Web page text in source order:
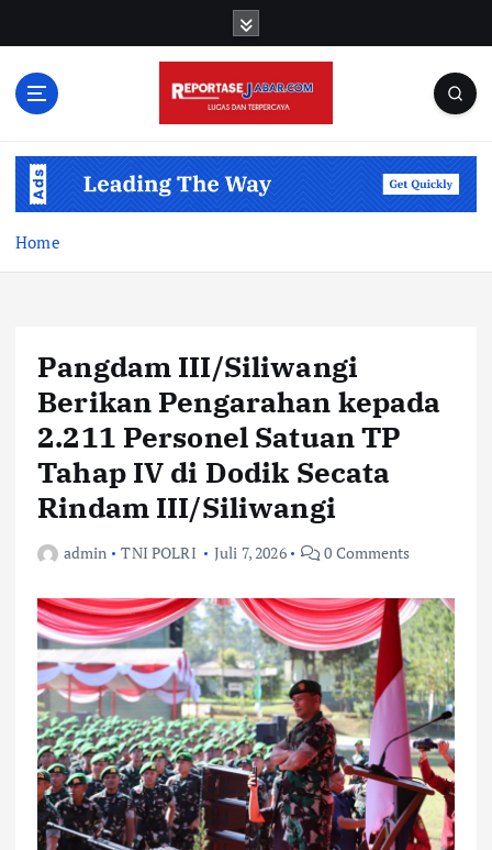
Home
Pangdam III/Siliwangi
Berikan Pengarahan kepada
2.211 Personel Satuan TP
Tahap IV di Dodik Secata
Rindam III/Siliwangi
admin TNI POLRI Juli 7, 2026 0 Comments